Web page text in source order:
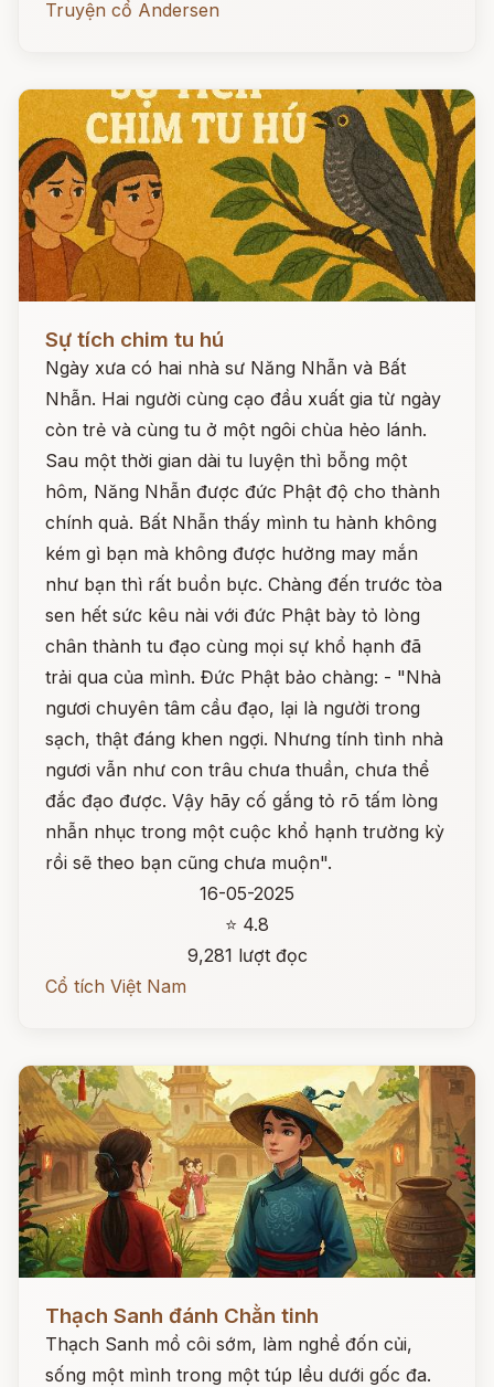
Truyện cổ Andersen
Sự tích chim tu hú
Ngày xưa có hai nhà sư Năng Nhẫn và Bất
Nhẫn. Hai người cùng cạo đầu xuất gia từ ngày
còn trẻ và cùng tu ở một ngôi chùa hẻo lánh.
Sau một thời gian dài tu luyện thì bỗng một
hôm, Năng Nhẫn được đức Phật độ cho thành
chính quả. Bất Nhẫn thấy mình tu hành không
kém gì bạn mà không được hưởng may mắn
như bạn thì rất buồn bực. Chàng đến trước tòa
sen hết sức kêu nài với đức Phật bày tỏ lòng
chân thành tu đạo cùng mọi sự khổ hạnh đã
trải qua của mình. Đức Phật bảo chàng: - "Nhà
ngươi chuyên tâm cầu đạo, lại là người trong
sạch, thật đáng khen ngợi. Nhưng tính tình nhà
ngươi vẫn như con trâu chưa thuần, chưa thể
đắc đạo được. Vậy hãy cố gắng tỏ rõ tấm lòng
nhẫn nhục trong một cuộc khổ hạnh trường kỳ
rồi sẽ theo bạn cũng chưa muộn".
16-05-2025
⭐ 4.8
9,281 lượt đọc
Cổ tích Việt Nam
Thạch Sanh đánh Chằn tinh
Thạch Sanh mồ côi sớm, làm nghề đốn củi,
sống một mình trong một túp lều dưới gốc đa.